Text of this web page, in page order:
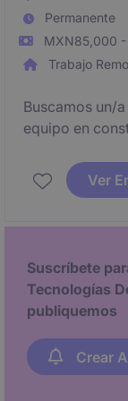
Permanente
MXN85,000
Trabajo
Buscamos un/
equipo en
optimización
innovadoras.
Ver
Suscríbete
Tecnologías
publiquemos
Crear